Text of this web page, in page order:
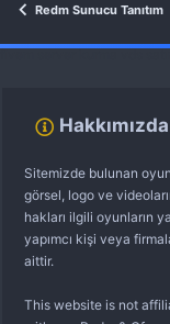
Redm Sunucu Tanıtım
Hakkımızda
Sitemizde bulunan
görsel, logo ve
hakları ilgili oyunların
yapımcı kişi veya
aittir.
This website is not